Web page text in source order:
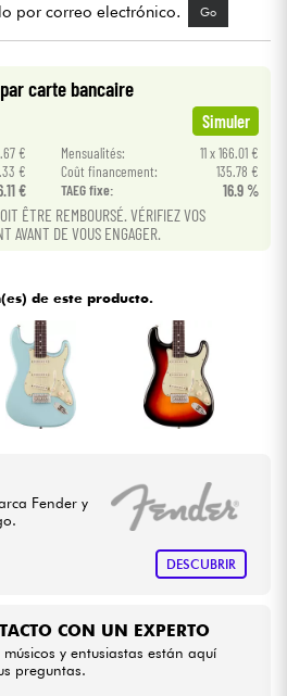
marcas
por correo electrónico. Go
par carte bancaire
Simuler
€ Mensualités:
11 x 166.01 €
€ Coût financement:
135.78 €
€ TAEG fixe: 16.9 %
ÊTRE REMBOURSÉ. VÉRIFIEZ VOS
AVANT DE VOUS ENGAGER.
de este producto.
Fender y
DESCUBRIR
CON UN EXPERTO
y entusiastas están aquí
preguntas.